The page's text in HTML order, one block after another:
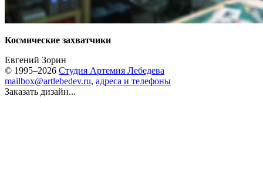
Космические захватчики
Евгений Зорин
© 1995–2026 Студия Артемия Лебедева
mailbox@artlebedev.ru, адреса и телефоны
Заказать дизайн...